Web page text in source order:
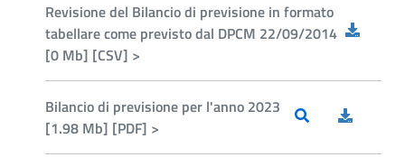
Revisione del Bilancio di previsione in formato
tabellare come previsto dal DPCM 22/09/2014
[0 Mb] [CSV] >
Bilancio di previsione per l'anno 2023
[1.98 Mb] [PDF] >